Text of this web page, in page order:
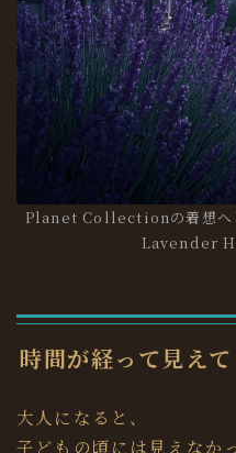
Planet Collectionの着想へ
Lavender
時間が経って見え
大人になると、
子どもの頃には見えなか